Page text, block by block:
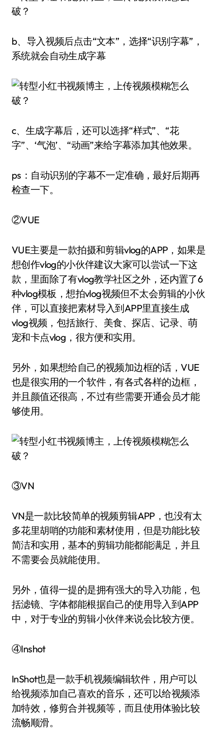
b、导入视频后点击“文本”，选择“识别字幕”，
系统就会自动生成字幕
c、生成字幕后，还可以选择“样式”、“花
字”、‘气泡’、“动画”来给字幕添加其他效果。
ps：自动识别的字幕不一定准确，最好后期再
检查一下。
②VUE
VUE主要是一款拍摄和剪辑vlog的APP，如果是
想创作vlog的小伙伴建议大家可以尝试一下这
款，里面除了有vlog教学社区之外，还内置了6
种vlog模板，想拍vlog视频但不太会剪辑的小伙
伴，可以直接把素材导入到APP里直接生成
vlog视频，包括旅行、美食、探店、记录、萌
宠和卡点vlog，很方便和实用。
另外，如果想给自己的视频加边框的话，VUE
也是很实用的一个软件，有各式各样的边框，
并且颜值还很高，不过有些需要开通会员才能
够使用。
③VN
VN是一款比较简单的视频剪辑APP，也没有太
多花里胡哨的功能和素材使用，但是功能比较
简洁和实用，基本的剪辑功能都能满足，并且
不需要会员就能使用。
另外，值得一提的是拥有强大的导入功能，包
括滤镜、字体都能根据自己的使用导入到APP
中，对于专业的剪辑小伙伴来说会比较方便。
④Inshot
InShot也是一款手机视频编辑软件，用户可以
给视频添加自己喜欢的音乐，还可以给视频添
加特效，修剪合并视频等，而且使用体验比较
流畅顺滑。